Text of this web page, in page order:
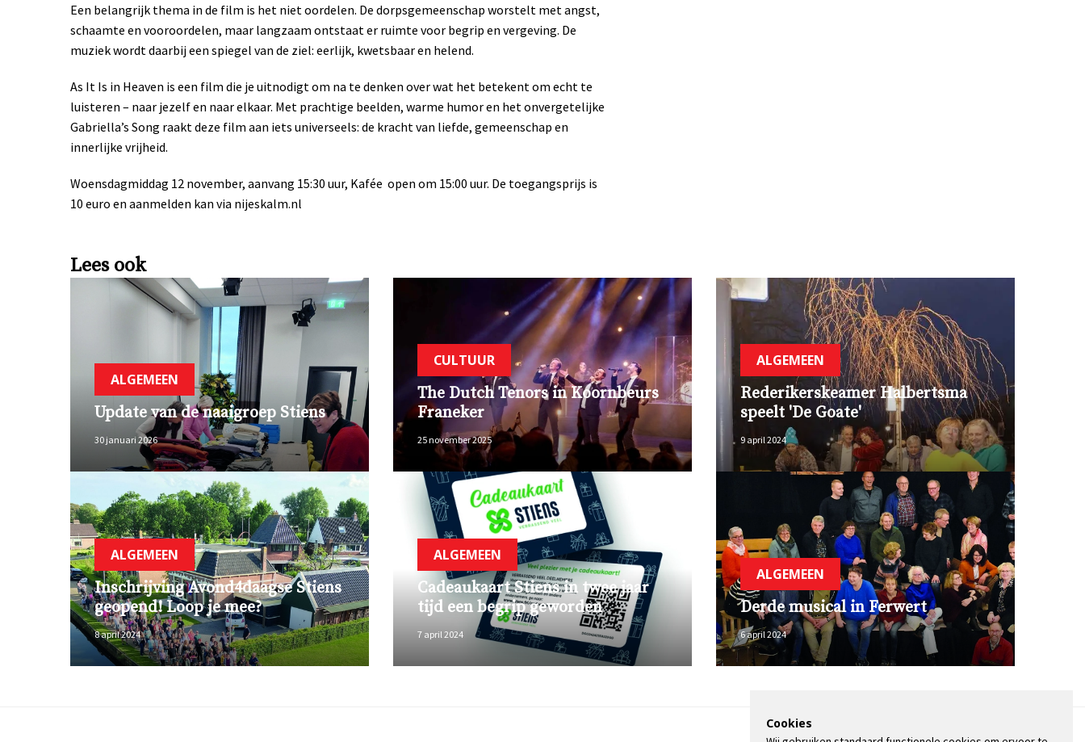
Een belangrijk thema in de film is het niet oordelen. De dorpsgemeenschap worstelt met angst,
schaamte en vooroordelen, maar langzaam ontstaat er ruimte voor begrip en vergeving. De
muziek wordt daarbij een spiegel van de ziel: eerlijk, kwetsbaar en helend.
As It Is in Heaven is een film die je uitnodigt om na te denken over wat het betekent om echt te
luisteren – naar jezelf en naar elkaar. Met prachtige beelden, warme humor en het onvergetelijke
Gabriella’s Song raakt deze film aan iets universeels: de kracht van liefde, gemeenschap en
innerlijke vrijheid.
Woensdagmiddag 12 november, aanvang 15:30 uur, Kafée open om 15:00 uur. De toegangsprijs is
10 euro en aanmelden kan via nijeskalm.nl
Lees ook
ALGEMEEN
Update van de naaigroep Stiens
30 januari 2026
CULTUUR
The Dutch Tenors in Koornbeurs
Franeker
25 november 2025
ALGEMEEN
Rederikerskeamer Halbertsma
speelt 'De Goate'
9 april 2024
ALGEMEEN
Inschrijving Avond4daagse Stiens
geopend! Loop je mee?
8 april 2024
ALGEMEEN
Cadeaukaart Stiens in twee jaar
tijd een begrip geworden
7 april 2024
ALGEMEEN
Derde musical in Ferwert
6 april 2024
Cookies